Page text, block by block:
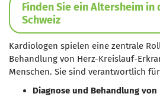
Finden Sie ein Altersheim in
Schweiz
Kardiologen spielen eine zentrale
Behandlung von Herz-Kreislauf-
Menschen. Sie sind verantwortlich
Diagnose und Behandlung von